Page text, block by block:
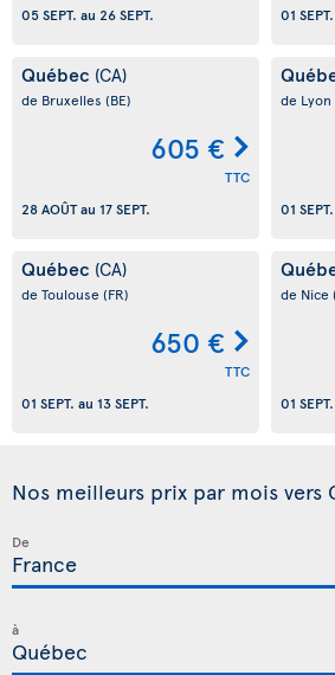
05 SEPT. au 26 SEPT.
01 SEPT.
Québec (CA)
de Bruxelles (BE)
605 €
TTC
28 AOÛTau 17 SEPT.
de Lyon
01 SEPT.
Québec (CA)
de Toulouse (FR)
650 €
TTC
01 SEPT. au 13 SEPT.
de Nice
01 SEPT.
Nos meilleurs prix par mois vers
De
à